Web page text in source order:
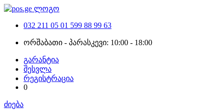
032 211 05 01 599 88 99 63
ორშაბათი - პარასკევი: 10:00 - 18:00
გარანტია
შესვლა
რეგისტრაცია
0
ძიება